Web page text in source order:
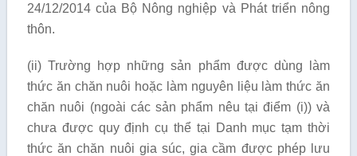
24/12/2014 của Bộ Nông nghiệp và Phát triển nông
thôn.
(ii) Trường hợp những sản phẩm được dùng làm
thức ăn chăn nuôi hoặc làm nguyên liệu làm thức ăn
chăn nuôi (ngoài các sản phẩm nêu tại điểm (i)) và
chưa được quy định cụ thể tại Danh mục tạm thời
thức ăn chăn nuôi gia súc, gia cầm được phép lưu